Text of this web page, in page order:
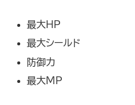
最大HP
最大シールド
防御力
最大MP